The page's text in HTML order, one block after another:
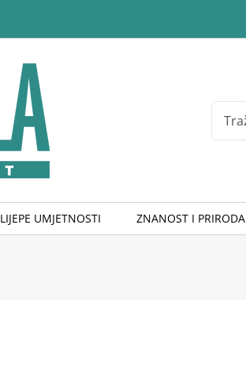
Search
for:
LIJEPE UMJETNOSTI ZNANOST I PRIRODA